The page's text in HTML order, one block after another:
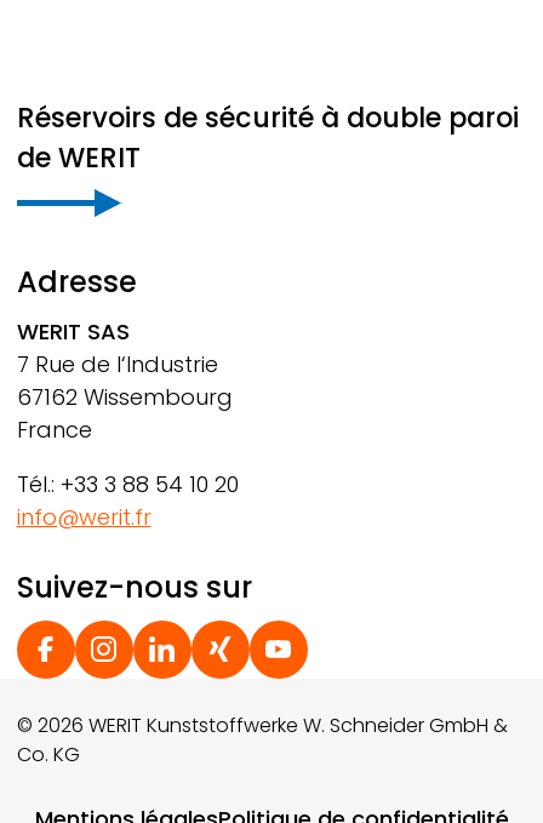
Réservoirs de sécurité à double paroi
deWERIT
Adresse
WERIT SAS
7 Rue de l‘Industrie
67162 Wissembourg
France
Tél.: +33 3 88 54 10 20
info@werit.fr
Suivez-nous sur
Social Footer
© 2026 WERIT Kunststoffwerke W. Schneider GmbH &
Co. KG